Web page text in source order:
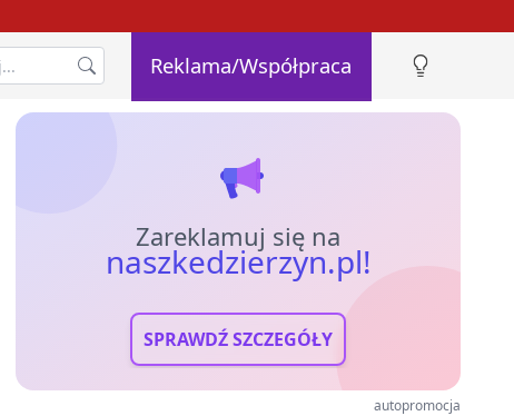
Reklama/Współpraca
Zareklamuj się na
naszkedzierzyn.pl!
SPRAWDŹ SZCZEGÓŁY
autopromocja